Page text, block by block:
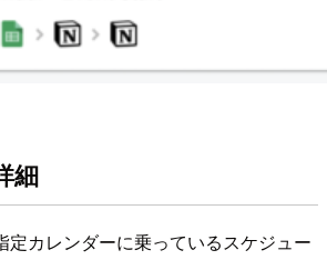
細
定カレンダーに乗っているスケジュー